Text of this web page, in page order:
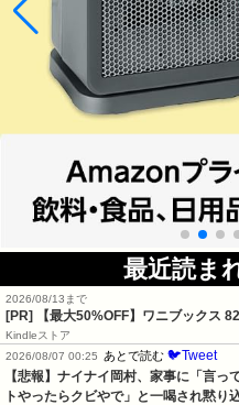
最近読ま
2026/08/13まで
[PR] 【最大50%OFF】ワニブックス
Kindleストア
2026/08/07 00:25
あとで読む 🐦Tweet
【悲報】ナイナイ岡村、家事に「言
トやったらクビやで」と一喝され黙り